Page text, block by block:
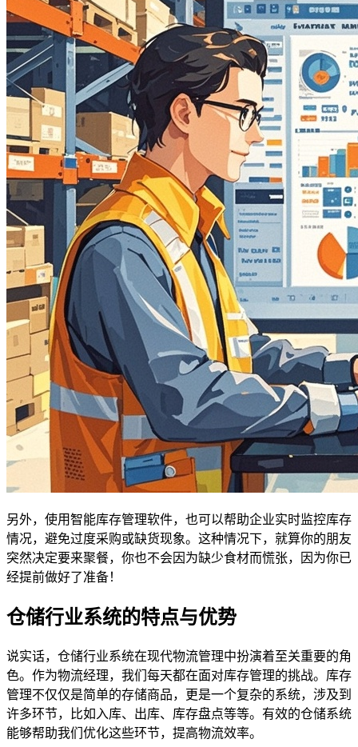
另外，使用智能库存管理软件，也可以帮助企业实时监控库存
情况，避免过度采购或缺货现象。这种情况下，就算你的朋友
突然决定要来聚餐，你也不会因为缺少食材而慌张，因为你已
经提前做好了准备！
仓储行业系统的特点与优势
说实话，仓储行业系统在现代物流管理中扮演着至关重要的角
色。作为物流经理，我们每天都在面对库存管理的挑战。库存
管理不仅仅是简单的存储商品，更是一个复杂的系统，涉及到
许多环节，比如入库、出库、库存盘点等等。有效的仓储系统
能够帮助我们优化这些环节，提高物流效率。